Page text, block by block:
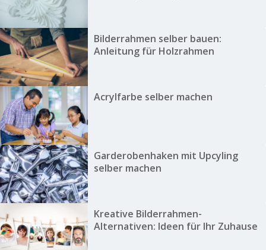
Bilderrahmen selber bauen:
Anleitung für Holzrahmen
Acrylfarbe selber machen
Garderobenhaken mit Upcyling
selber machen
Kreative Bilderrahmen-
Alternativen: Ideen für Ihr Zuhause